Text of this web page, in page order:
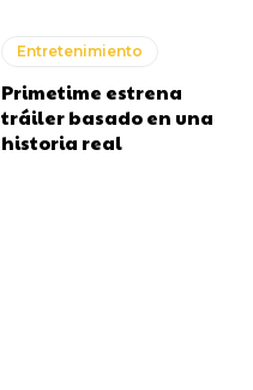
Entretenimiento
Primetime estrena
tráiler basado en una
historia real